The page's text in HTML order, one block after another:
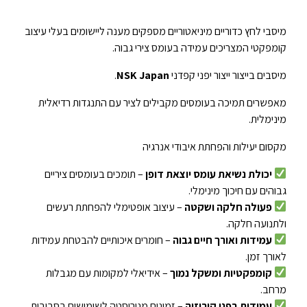
מיסבי לחץ כדוריים מיניאטוריים מספקים מענה ליישומים בעלי עיצוב
קומפקטי המצריכים עמידה בעומס צירי גבוה.
מיסבים בייצור ייצור יפני קפדניNSK Japan
.
מאפשרים תמיכה בעומסים מקבילים לציר עם התנגדות רדיאלית
מינימלית.
מקסום יעילות והפחתת איבודי אנרגיה
יכולת נשיאת עומס יוצאת דופן– תומכים בעומסים ציריים
גבוהים עם חיכוך מינימלי.
פעולה חלקה ושקטה – עיצוב אופטימלי להפחתת רעשים
ולתנועה חלקה.
עמידות ואורך חיים גבוה – חומרים איכותיים להבטחת עמידות
לאורך זמן.
קומפקטיות ומשקל נמוך– אידיאלי למקומות עם מגבלות
מרחב.